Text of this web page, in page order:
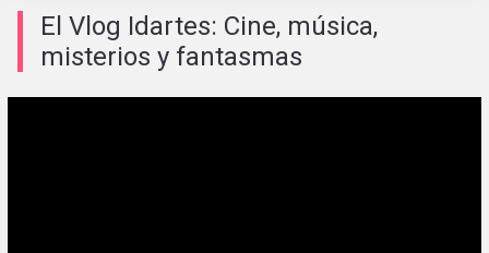
El Vlog Idartes: Cine, música,
misterios y fantasmas